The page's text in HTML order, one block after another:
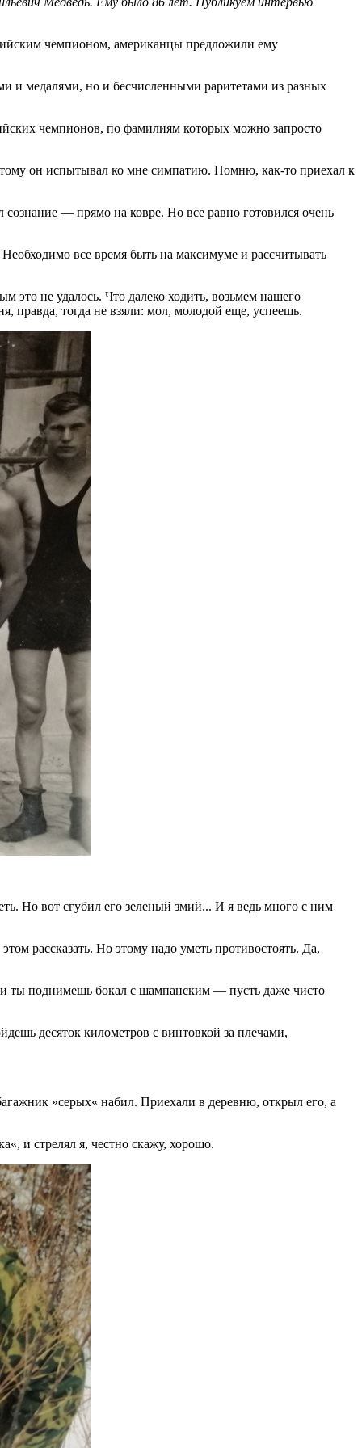
чемпионом, американцы предложили ему
и медалями, но и бесчисленными раритетами из разных
чемпионов, по фамилиям которых можно запросто
он испытывал ко мне симпатию. Помню, как-то приехал к
— прямо на ковре. Но все равно готовился очень
все время быть на максимуме и рассчитывать
это не удалось. Что далеко ходить, возьмем нашего
правда, тогда не взяли: мол, молодой еще, успеешь.
Но вот сгубил его зеленый змий... И я ведь много с ним
рассказать. Но этому надо уметь противостоять. Да,
ты поднимешь бокал с шампанским — пусть даже чисто
десяток километров с винтовкой за плечами,
»серых« набил. Приехали в деревню, открыл его, а
и стрелял я, честно скажу, хорошо.